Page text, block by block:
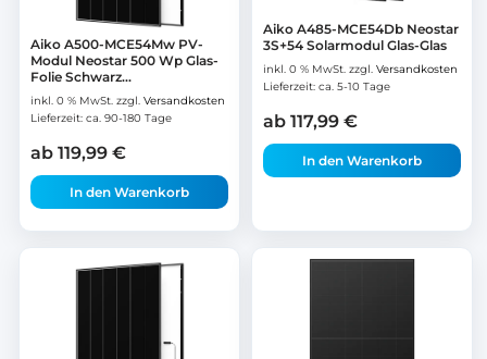
Aiko A500-MCE54Mw PV-
Modul Neostar 500 Wp Glas-
Folie Schwarz...
inkl. 0 % MwSt. zzgl. Versandkosten
Lieferzeit: ca. 90-180 Tage
ab 119,99 €
In den Warenkorb
Aiko A485-MCE54Db Neostar
3S+54 Solarmodul Glas-Glas
inkl. 0 % MwSt. zzgl. Versandkosten
Lieferzeit: ca. 5-10 Tage
ab 117,99 €
In den Warenkorb